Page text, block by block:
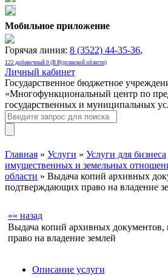
Мобильное приложение
Горячая линия: 8 (3522) 44-35-36,
122 добавочный 0 (В Курганской области)
Личный кабинет
Государственное бюджетное
«Многофункциональный центр по
государственных и муниципальных
Главная » Услуги » Услуги для бизнеса
имущественных и земельных
области » Выдача копий архивных
подтверждающих право на владение
«« назад
Выдача копий архивных
право на владение землей
Описание услуги